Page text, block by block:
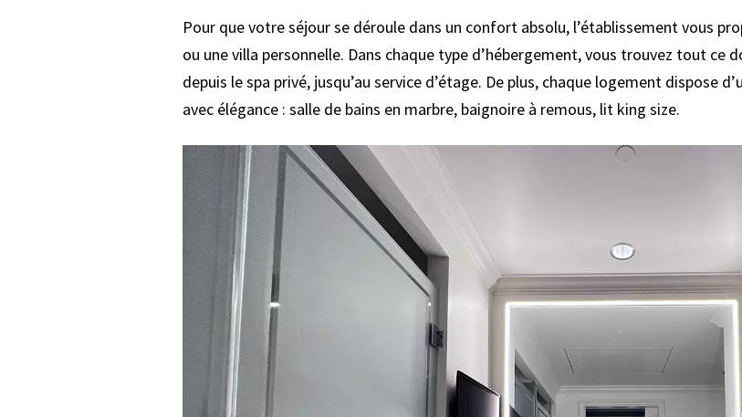
Pour que votre séjour se déroule dans un confort absolu, l’établissement vous
ou une villa personnelle. Dans chaque type d’hébergement, vous trouvez tout ce
depuis le spa privé, jusqu’au service d’étage. De plus, chaque logement dispose
avec élégance : salle de bains en marbre, baignoire à remous, lit king size.